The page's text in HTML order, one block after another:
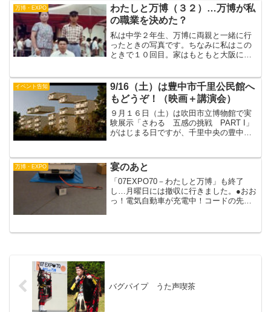
（＋1頭）が陸路万博会場まで行進して行
ったのだ。（＋...
万博・EXPO
わたしと万博（３２）…万博が私
の職業を決めた？
私は中学２年生、万博に両親と一緒に行
ったときの写真です。ちなみに私はこの
ときで１０回目。家はもともと大阪にあ
にもひるむことなく。足の速かった私は
ゲートが開くと、全速力で...
イベント告知
9/16（土）は豊中市千里公民館へ
もどうぞ！（映画＋講演会）
９月１６日（土）は吹田市立博物館で実
験展示「さわる 五感の挑戦 PART I」
がはじまる日ですが、千里中央の豊中市
画＋講演会があります。この春、吹田市
立博物館で空前の観...
万博・EXPO 宴のあと
「07EXPO70－わたしと万博」も終了
し…月曜日には撤収に行きました。●おお
っ！電気自動車が充電中！コードの先は
バグパイプ うた声喫茶